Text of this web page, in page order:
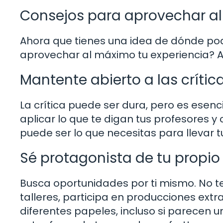
Consejos para aprovechar
Ahora que tienes una idea de dónde
aprovechar al máximo tu experiencia?
Mantente abierto a las
La crítica puede ser dura, pero es
aplicar lo que te digan tus profesores
puede ser lo que necesitas para llevar
Sé protagonista de tu
Busca oportunidades por ti mismo. No
talleres, participa en producciones
diferentes papeles, incluso si parecen